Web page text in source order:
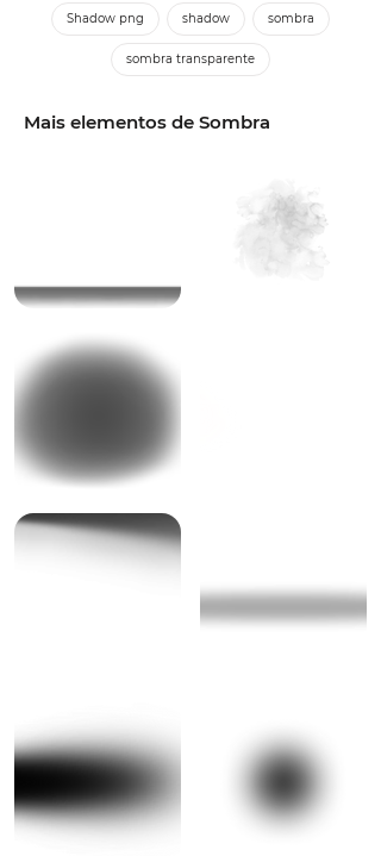
Shadow png shadow sombra
sombra transparente
Mais elementos de Sombra